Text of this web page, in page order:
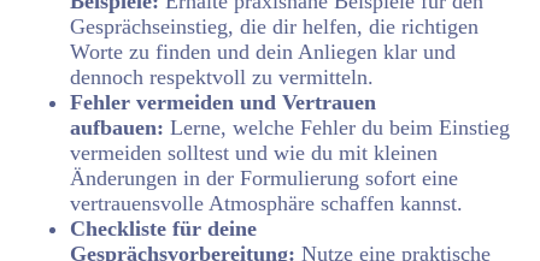
Gesprächseinstieg, die dir helfen, die richtigen
Worte zu finden und dein Anliegen klar und
dennoch respektvoll zu vermitteln.
Fehler vermeiden und Vertrauen
aufbauen: Lerne, welche Fehler du beim Einstieg
vermeiden solltest und wie du mit kleinen
Änderungen in der Formulierung sofort eine
vertrauensvolle Atmosphäre schaffen kannst.
Checkliste für deine
Gesprächsvorbereitung: Nutze eine praktische